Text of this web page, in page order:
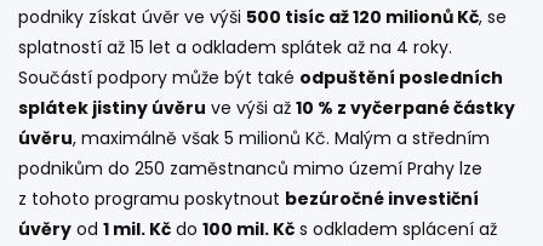
podniky získat úvěr ve výši 500 tisíc až 120 milionů Kč, se
splatností až 15 let a odkladem splátek až na 4 roky.
Součástí podpory může být také odpuštění posledních
splátek jistiny úvěru ve výši až 10 % z vyčerpané částky
úvěru, maximálně však 5 milionů Kč. Malým a středním
podnikům do 250 zaměstnanců mimo území Prahy lze
z tohoto programu poskytnout bezúročné investiční
úvěry od 1 mil. Kč do 100 mil. Kč s odkladem splácení až